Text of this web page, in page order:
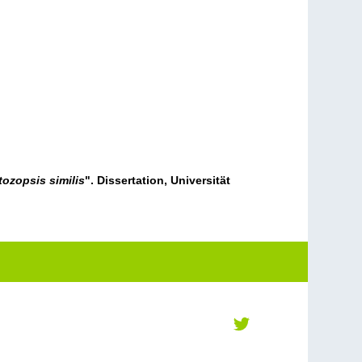
similis". Dissertation, Universität